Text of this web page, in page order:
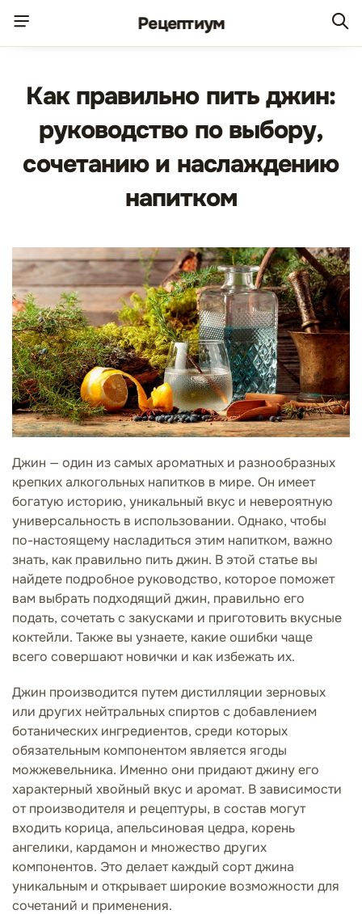
Рецептиум
Как правильно пить джин:
руководство по выбору,
сочетанию и наслаждению
напитком
Джин — один из самых ароматных и разнообразных
крепких алкогольных напитков в мире. Он имеет
богатую историю, уникальный вкус и невероятную
универсальность в использовании. Однако, чтобы
по-настоящему насладиться этим напитком, важно
знать, как правильно пить джин. В этой статье вы
найдете подробное руководство, которое поможет
вам выбрать подходящий джин, правильно его
подать, сочетать с закусками и приготовить вкусные
коктейли. Также вы узнаете, какие ошибки чаще
всего совершают новички и как избежать их.
Джин производится путем дистилляции зерновых
или других нейтральных спиртов с добавлением
ботанических ингредиентов, среди которых
обязательным компонентом является ягоды
можжевельника. Именно они придают джину его
характерный хвойный вкус и аромат. В зависимости
от производителя и рецептуры, в состав могут
входить корица, апельсиновая цедра, корень
ангелики, кардамон и множество других
компонентов. Это делает каждый сорт джина
уникальным и открывает широкие возможности для
сочетаний и применения.